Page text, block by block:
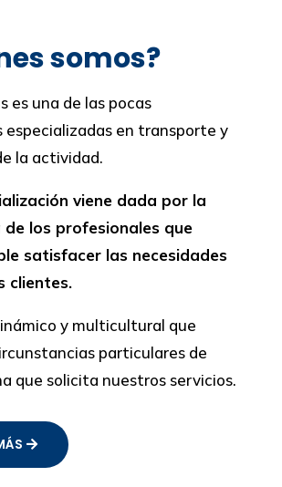
somos?
es una de las pocas
especializadas en transporte y
la actividad.
viene dada por la
de los profesionales que
satisfacer las necesidades
clientes.
y multicultural que
particulares de
que solicita nuestros servicios.